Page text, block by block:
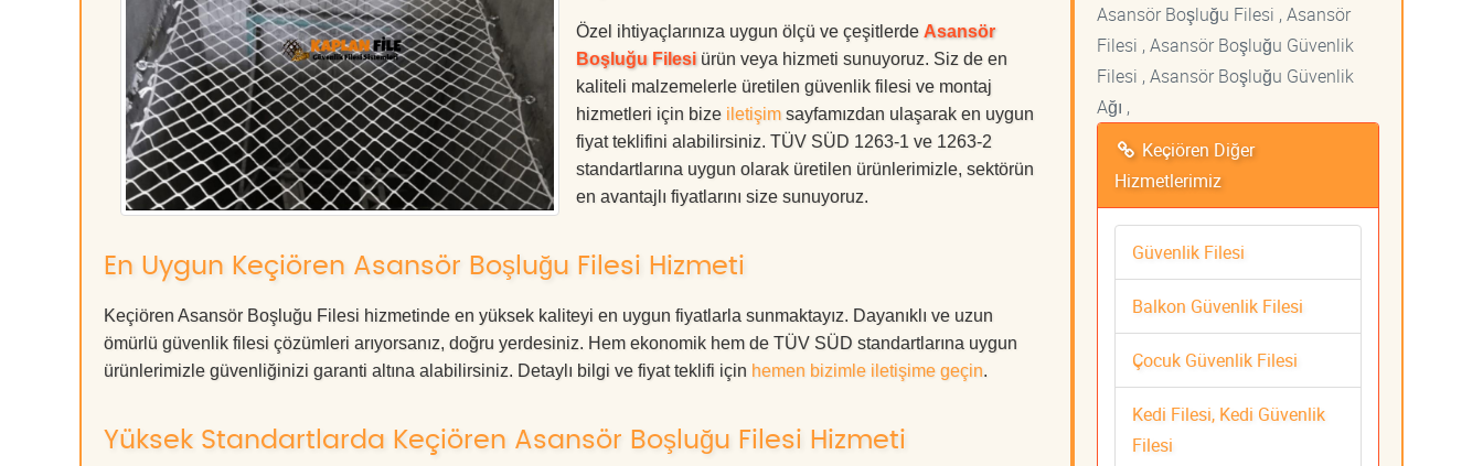
Özel ihtiyaçlarınıza uygun ölçü ve çeşitlerde Asansör
Boşluğu Filesi ürün veya hizmeti sunuyoruz. Siz de en
kaliteli malzemelerle üretilen güvenlik filesi ve montaj
hizmetleri için bize iletişim sayfamızdan ulaşarak en uygun
fiyat teklifini alabilirsiniz. TÜV SÜD 1263-1 ve 1263-2
standartlarına uygun olarak üretilen ürünlerimizle, sektörün
en avantajlı fiyatlarını size sunuyoruz.
En Uygun Keçiören Asansör Boşluğu Filesi Hizmeti
Keçiören Asansör Boşluğu Filesi hizmetinde en yüksek kaliteyi en uygun fiyatlarla sunmaktayız. Dayanıklı ve uzun
ömürlü güvenlik filesi çözümleri arıyorsanız, doğru yerdesiniz. Hem ekonomik hem de TÜV SÜD standartlarına uygun
ürünlerimizle güvenliğinizi garanti altına alabilirsiniz. Detaylı bilgi ve fiyat teklifi için hemen bizimle iletişime geçin.
Yüksek Standartlarda Keçiören Asansör Boşluğu Filesi Hizmeti
Asansör Boşluğu Filesi , Asansör
Filesi , Asansör Boşluğu Güvenlik
Filesi , Asansör Boşluğu Güvenlik
Ağı ,
Keçiören Diğer
Hizmetlerimiz
Güvenlik Filesi
Balkon Güvenlik Filesi
Çocuk Güvenlik Filesi
Kedi Filesi, Kedi Güvenlik
Filesi